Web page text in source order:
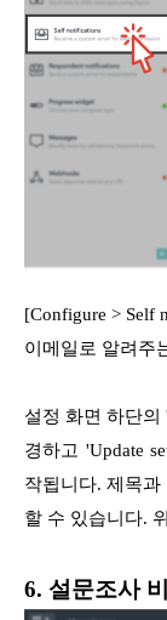
[Configure > Self
이메일로 알려주
설정 화면 하단의
경하고 'Update
작됩니다. 제목
할 수 있습니다.
6. 설문조사